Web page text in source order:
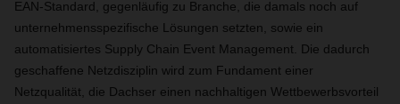
EAN-Standard, gegenläufig zu Branche, die damals noch auf
unternehmensspezifische Lösungen setzten, sowie ein
automatisiertes Supply Chain Event Management. Die dadurch
geschaffene Netzdisziplin wird zum Fundament einer
Netzqualität, die Dachser einen nachhaltigen Wettbewerbsvorteil